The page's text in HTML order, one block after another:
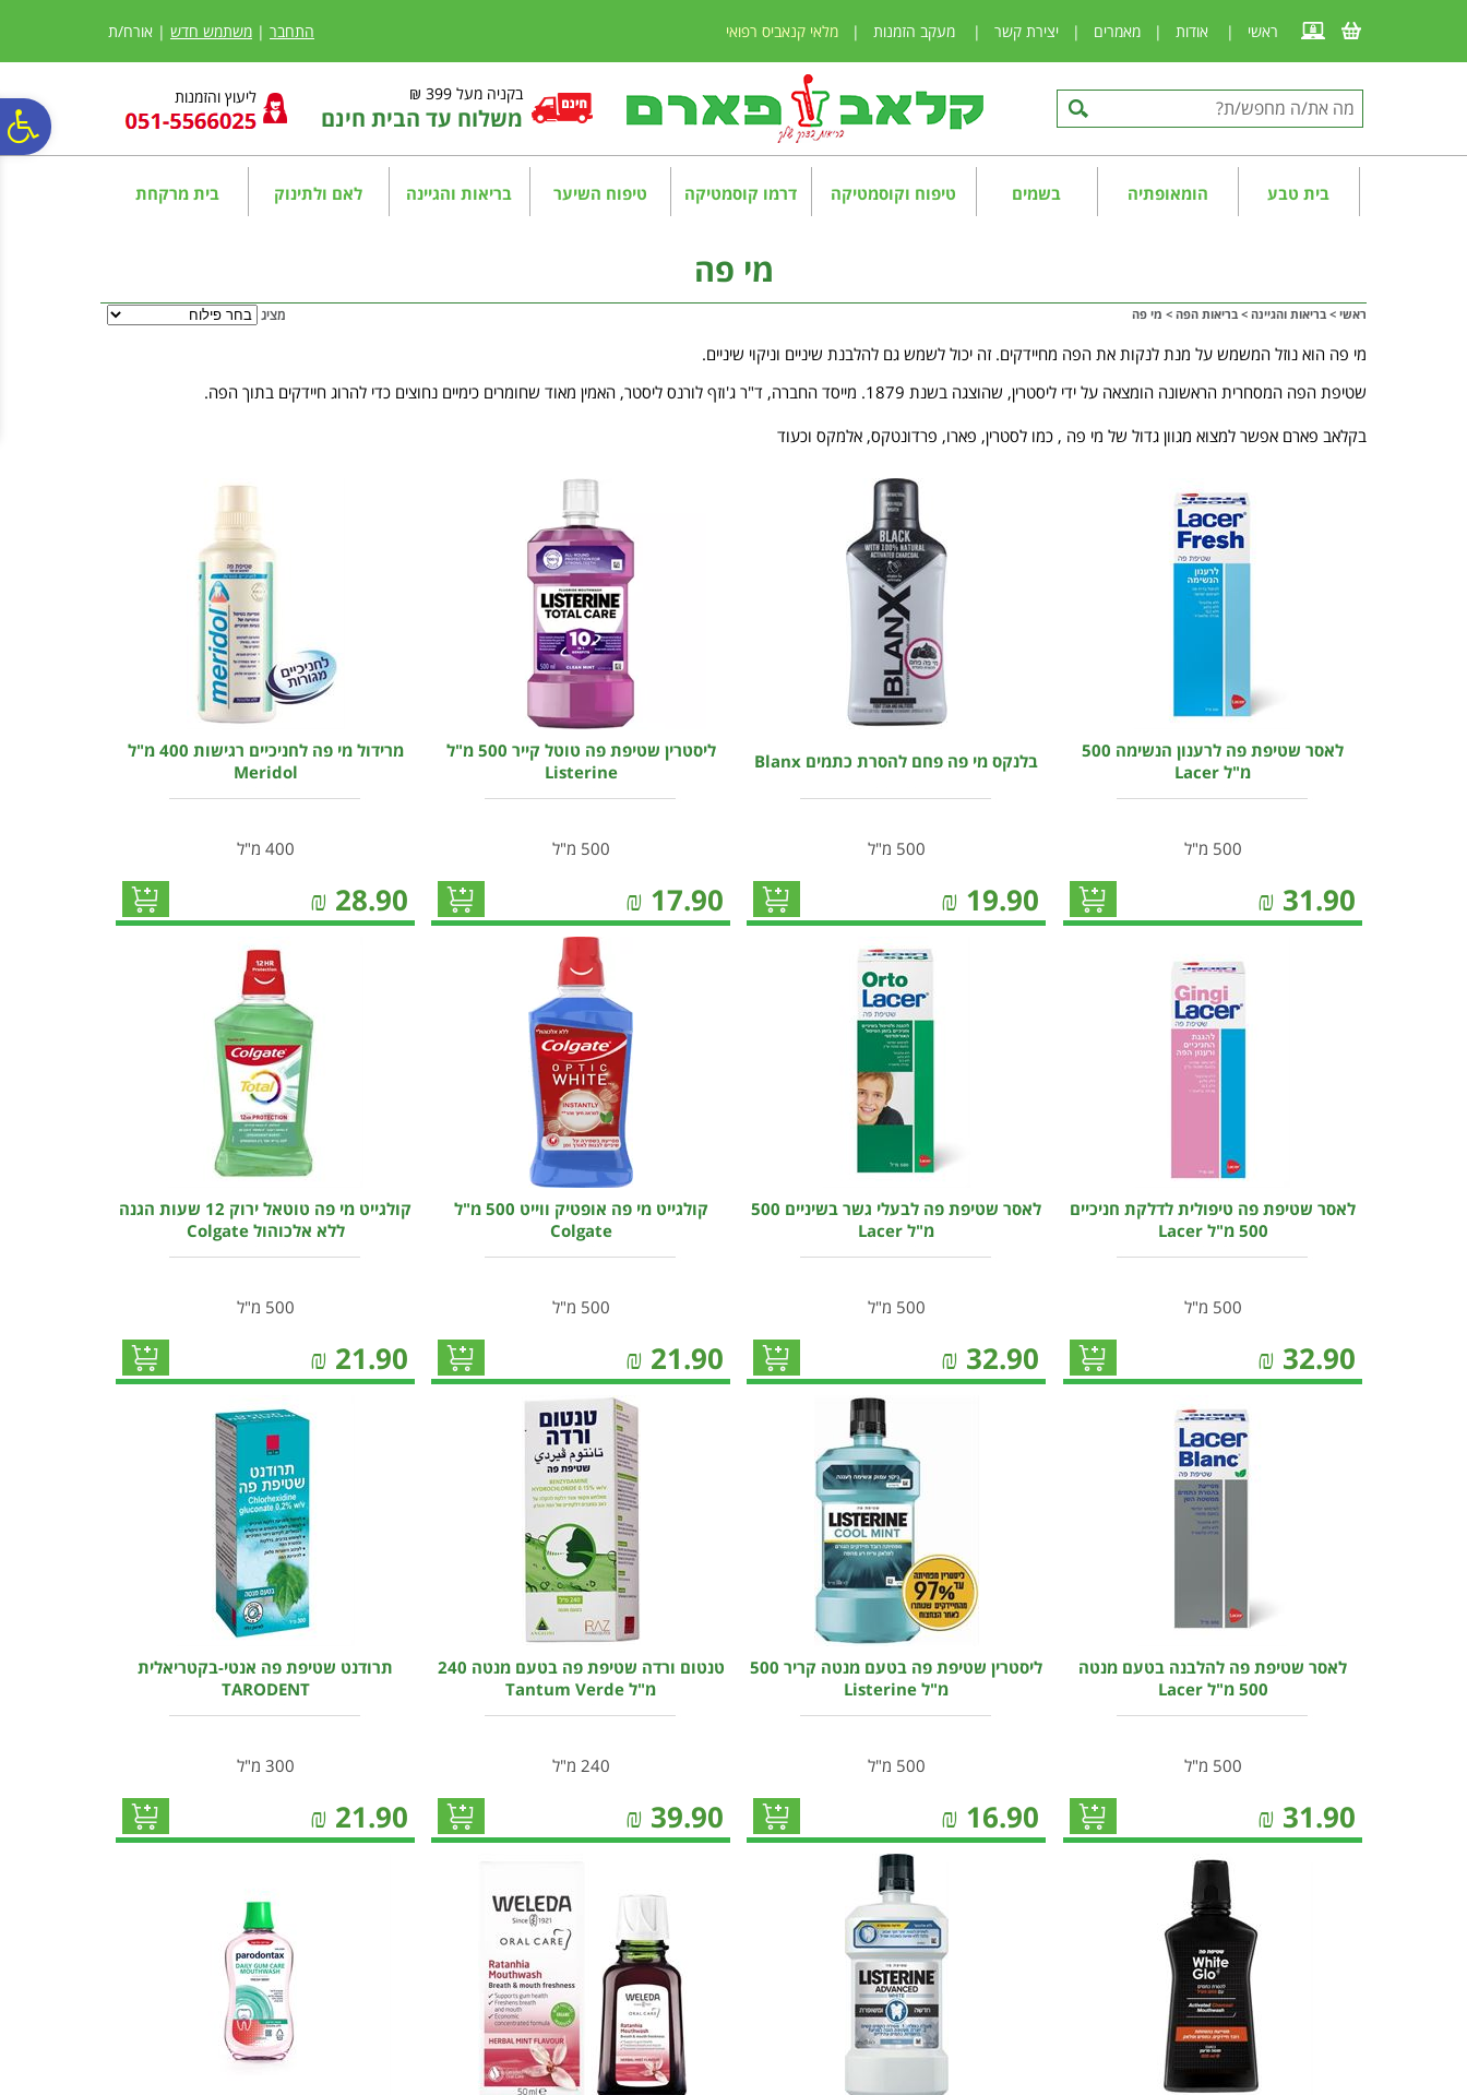
נגישות
אתר
המרכזי
ראשי | אודות | מאמרים | יצירת קשר | מעקב הזמנות | מלאי קנאביס רפואי התחבר | משתמש חדש | אורח/ת
בקניה מעל 399 ₪
משלוח עד הבית חינם
ליעוץ והזמנות
בית טבע הומאופתיה בשמים טיפוח וקוסמטיקה דרמו קוסמטיקה טיפוח השיער בריאות והגיינה לאם ולתינוק בית מרקחת
מי פה
ראשי > בריאות והגיינה > בריאות הפה > מי פה מציג
מי פה הוא נוזל המשמש על מנת לנקות את הפה מחיידקים. זה יכול לשמש גם להלבנת שיניים וניקוי שיניים.
שטיפת הפה המסחרית הראשונה הומצאה על ידי ליסטרין, שהוצגה בשנת 1879. מייסד החברה, ד"ר ג'וזף לורנס ליסטר, האמין מאוד שחומרים כימיים נחוצים כדי להרוג חיידקים בתוך הפה.
בקלאב פארם אפשר למצוא מגוון גדול של מי פה , כמו לסטרין, פארו, פרדונטקס, אלמקס וכעוד
לאסר שטיפת פה לרענון הנשימה 500
מ"ל Lacer
500 מ"ל
31.90
₪
בלנקס מי פה פחם להסרת כתמים Blanx
500 מ"ל
19.90
₪
ליסטרין שטיפת פה טוטל קייר 500 מ"ל
Listerine
500 מ"ל
17.90
₪
מרידול מי פה לחניכיים רגישות 400 מ"ל
Meridol
400 מ"ל
28.90
₪
לאסר שטיפת פה טיפולית לדלקת חניכיים
500 מ"ל Lacer
500 מ"ל
32.90
₪
לאסר שטיפת פה לבעלי גשר בשיניים 500
מ"ל Lacer
500 מ"ל
32.90
₪
קולגייט מי פה אופטיק ווייט 500 מ"ל
Colgate
500 מ"ל
21.90
₪
קולגייט מי פה טוטאל ירוק 12 שעות הגנה
ללא אלכוהול Colgate
500 מ"ל
21.90
₪
לאסר שטיפת פה להלבנה בטעם מנטה
500 מ"ל Lacer
500 מ"ל
31.90
₪
ליסטרין שטיפת פה בטעם מנטה קריר 500
מ"ל Listerine
500 מ"ל
16.90
₪
טנטום ורדה שטיפת פה בטעם מנטה 240
מ"ל Tantum Verde
240 מ"ל
39.90
₪
תרודנט שטיפת פה אנטי-בקטריאלית
TARODENT
300 מ"ל
21.90
₪